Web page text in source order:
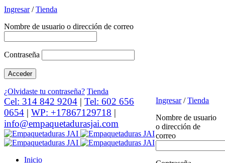
Ingresar/Tienda
Nombre de usuario o dirección de correo
Contraseña
¿Olvidaste tu contraseña? Tienda
Cel: 314 842 9204 | Tel: 602 656
0654 | WP: +17867129718 |
info@empaquetadurasjai.com
Ingresar/Tienda
Nombre de usuario
o dirección de
correo
Inicio